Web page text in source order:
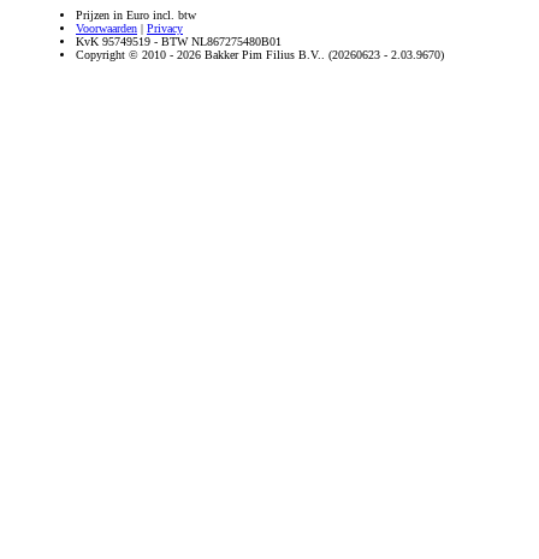
Prijzen in Euro incl. btw
Voorwaarden | Privacy
KvK 95749519 - BTW NL867275480B01
Copyright © 2010 - 2026 Bakker Pim Filius B.V.. (20260623 - 2.03.9670)